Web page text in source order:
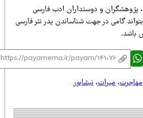
و دوستداران ادب فارسی
گامی در جهت شناساندن پدر نثر فارسی
،میراث،نیشابور